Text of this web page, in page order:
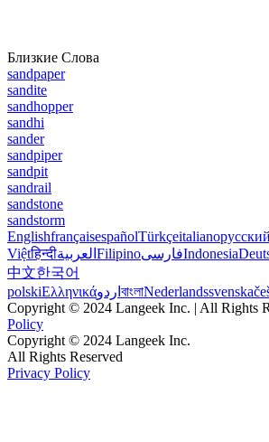
Близкие Слова
sandpaper
sandite
sandhopper
sandhi
sander
sandpiper
sandpit
sandrail
sandstone
sandstorm
EnglishfrançaisespañolTürkçeitalianoрусский
Việtहिन्दीالعربية FilipinoفارسیIndonesia
中文한국어
polskiΕλληνικάاردو বাংলাNederlandssvenska
Copyright © 2024 Langeek Inc. | All Rights
Policy
Copyright © 2024 Langeek Inc.
All Rights Reserved
Privacy Policy